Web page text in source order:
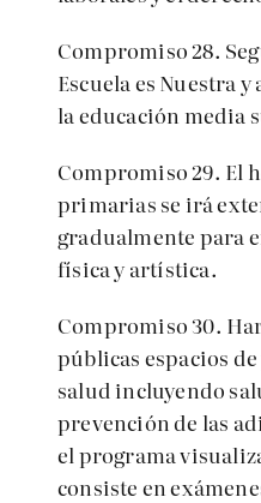
Compromiso 28.
Escuela es Nuestra
la educación media
Compromiso 29. El
primarias se irá
gradualmente para
física y artística.
Compromiso 30.
públicas espacios
salud incluyendo
prevención de las
el programa
consiste en